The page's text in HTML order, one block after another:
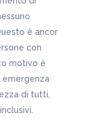
è ancor
con
motivo è
emergenza
di tutti,